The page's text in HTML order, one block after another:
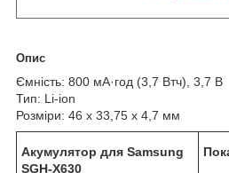
Опис
Ємність: 800 мА·год (3,7 Втч), 3,7 В
Тип: Li-ion
Розміри: 46 x 33,75 x 4,7 мм
Акумулятор для Samsung
SGH-X630